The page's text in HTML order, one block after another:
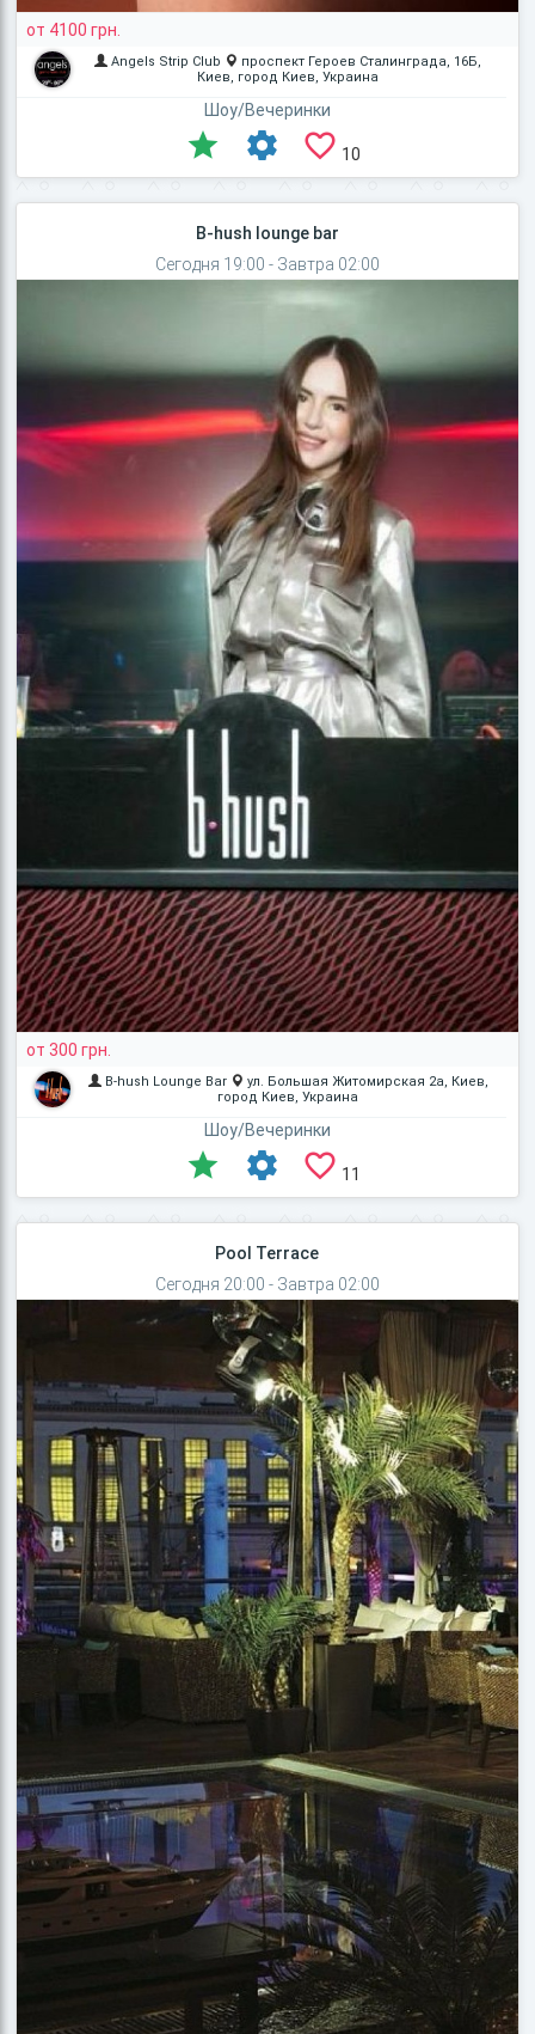
от 4100 грн.
Angels Strip Club
проспект Героев Сталинграда, 16Б,
Киев, город Киев, Украина
Шоу/Вечеринки
10
B-hush lounge bar
Сегодня 19:00 - Завтра 02:00
от 300 грн.
B-hush Lounge Bar
ул. Большая Житомирская 2а, Киев,
город Киев, Украина
Шоу/Вечеринки
11
Pool Terrace
Сегодня 20:00 - Завтра 02:00